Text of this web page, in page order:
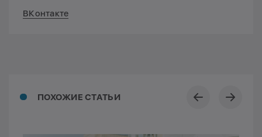
ВКонтакте
ПОХОЖИЕ СТАТЬИ